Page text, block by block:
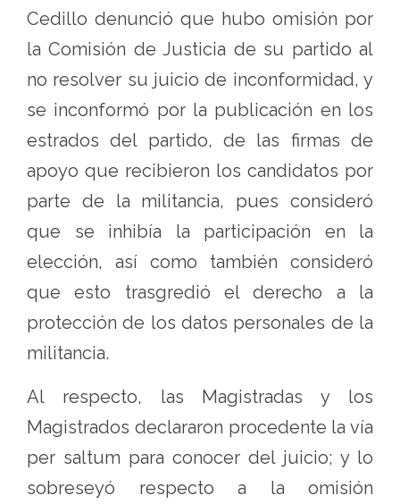
Cedillo denunció que hubo omisión por
la Comisión de Justicia de su partido al
no resolver su juicio de inconformidad, y
se inconformó por la publicación en los
estrados del partido, de las firmas de
apoyo que recibieron los candidatos por
parte de la militancia, pues consideró
que se inhibía la participación en la
elección, así como también consideró
que esto trasgredió el derecho a la
protección de los datos personales de la
militancia.
Al respecto, las Magistradas y los
Magistrados declararon procedente la vía
per saltum para conocer del juicio; y lo
sobreseyó respecto a la omisión